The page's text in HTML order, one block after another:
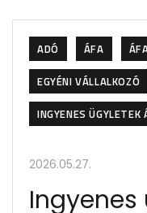
ADÓ ÁFA
EGYÉNI VÁLLALKOZÓ
INGYENES ÜGYLETEK
2026.05.27.